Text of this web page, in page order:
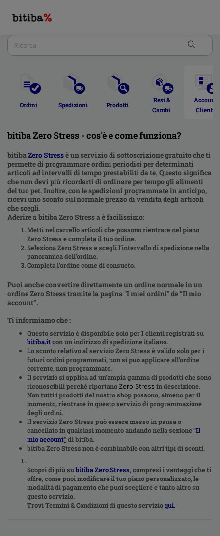
Ordini Spedizioni Prodotti
Resi &
Cambi
Account
Cliente
bitiba Zero Stress - cos'è e come funziona?
bitibaZero Stressè un servizio di sottoscrizione gratuito che ti
permette di programmare ordini periodici per determinati
articoli ad intervalli di tempo prestabiliti da te. Questo significa
che non devi più ricordarti di ordinare per tempo gli alimenti
del tuo pet. Inoltre, con le spedizioni programmate in anticipo,
ricevi uno sconto sul normale prezzo di vendita degli articoli
che scegli.
Aderire a bitiba Zero Stress a è facilissimo:
Metti nel carrello articoli che possono rientrare nel piano
Zero Stress e completa il tuo ordine.
Seleziona Zero Stress e scegli l’intervallo di spedizione nella
panoramica dell’ordine.
Completa l’ordine come di consueto.
Puoi anche convertire direttamente un ordine normale in un
ordine Zero Stress tramite la pagina "I miei ordini" de ”Il mio
account”.
Ti informiamo che :
Questo servizio è disponibile solo per I clienti registrati su
bitiba.itcon un indirizzo di spedizione italiano.
Lo sconto relativo al servizio Zero Stress è valido solo per i
futuri ordini programmati, non si può applicare all’ordine
corrente, non programmato.
Il servizio si applica ad un’ampia gamma di prodotti che sono
riconoscibili perché riportano Zero Stress in descrizione.
Non tutti i prodotti del nostro shop possono, almeno per il
momento, rientrare in questo servizio di programmazione
degli ordini.
Il servizio Zero Stress può essere messo in pausa o
cancellato in qualsiasi momento andando nella sezione “Il
mio account”di bitiba.
bitiba Zero Stress non è combinabile con altri tipi di sconti.
Scopri di più subitiba Zero Stress, compresi i vantaggi che ti
offre, come puoi modificare il tuo piano personalizzato, le
modalità di pagamento che puoi scegliere e tanto altro su
questo servizio.
Trovi Termini & Condizioni di questo servizioqui.